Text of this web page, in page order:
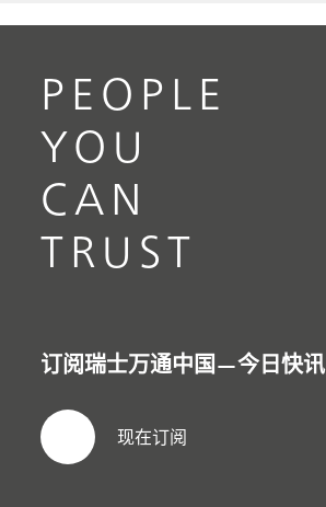
PEOPLE
YOU
CAN
TRUST
订阅瑞士万通中国—今日快讯
现在订阅